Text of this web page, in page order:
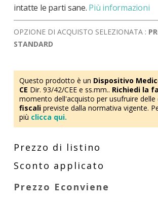
intatte le parti sane. Più informazioni
OPZIONE DI ACQUISTO SELEZIONATA :
STANDARD
Questo prodotto è un Dispositivo
CE Dir. 93/42/CEE e ss.mm.. Richiedi la
momento dell'acquisto per usufruire delle
fiscalipreviste dalla normativa vigente.
più clicca qui.